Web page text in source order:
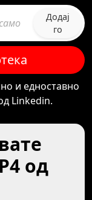
Додај
го
и едноставно
Linkedin.
од